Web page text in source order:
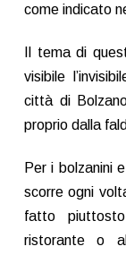
come indicato
Il tema di
visibile
città di
proprio dalla
Per i bolzanini
scorre ogni
fatto
ristorante o